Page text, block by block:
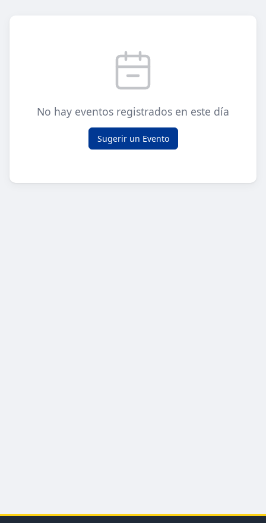
No hay eventos registrados en este día
Sugerir un Evento